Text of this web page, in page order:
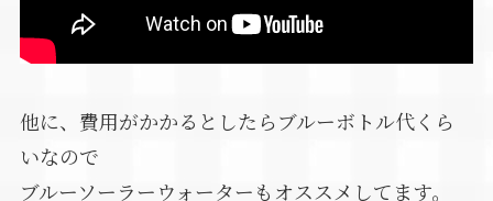
他に、費用がかかるとしたらブルーボトル代くら
いなので
ブルーソーラーウォーターもオススメしてます。